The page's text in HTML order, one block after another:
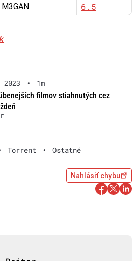
M3GAN 6.5
•
1m
filmov stiahnutých cez
Torrent • Ostatné
Nahlásiť chybu